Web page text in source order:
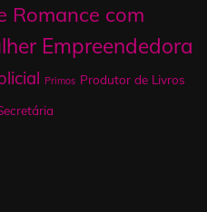
Romance com
Empreendedora
Primos Produtor de Livros